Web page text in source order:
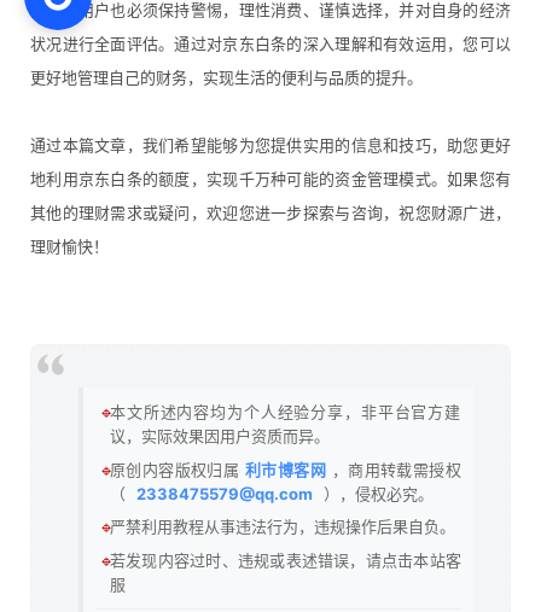
同时，用户也必须保持警惕，理性消费、谨慎选择，并对自身的经济
状况进行全面评估。通过对京东白条的深入理解和有效运用，您可以
更好地管理自己的财务，实现生活的便利与品质的提升。
通过本篇文章，我们希望能够为您提供实用的信息和技巧，助您更好
地利用京东白条的额度，实现千万种可能的资金管理模式。如果您有
其他的理财需求或疑问，欢迎您进一步探索与咨询，祝您财源广进，
理财愉快！
🔹本文所述内容均为个人经验分享，非平台官方建
议，实际效果因用户资质而异。
🔹原创内容版权归属 利市博客网 ，商用转载需授权
（
2338475579@qq.com
），侵权必究。
🔹严禁利用教程从事违法行为，违规操作后果自负。
🔹若发现内容过时、违规或表述错误，请点击本站客
服